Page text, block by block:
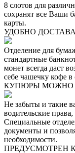
8 слотов для
сохранят все Ваши
карты.
УДОБНО
Отделение для
стандартные
монет всегда даст
себе чашечку кофе
КУПЮРЫ МОЖНО
Не забыты и такие
водительские
Специальные
документы и
необходимости.
ПРЕДУСМОТРЕН